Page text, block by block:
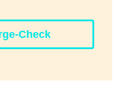
.
Check